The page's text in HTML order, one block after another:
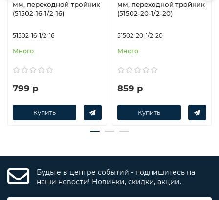
мм, переходной тройник
(51502-16-1/2-16)
51502-16-1/2-16
Много
799 р
Купить
мм, переходной тройник
(51502-20-1/2-20)
51502-20-1/2-20
Много
859 р
Купить
Будьте в центре событий - подпишитесь на
наши новости! Новинки, скидки, акции.